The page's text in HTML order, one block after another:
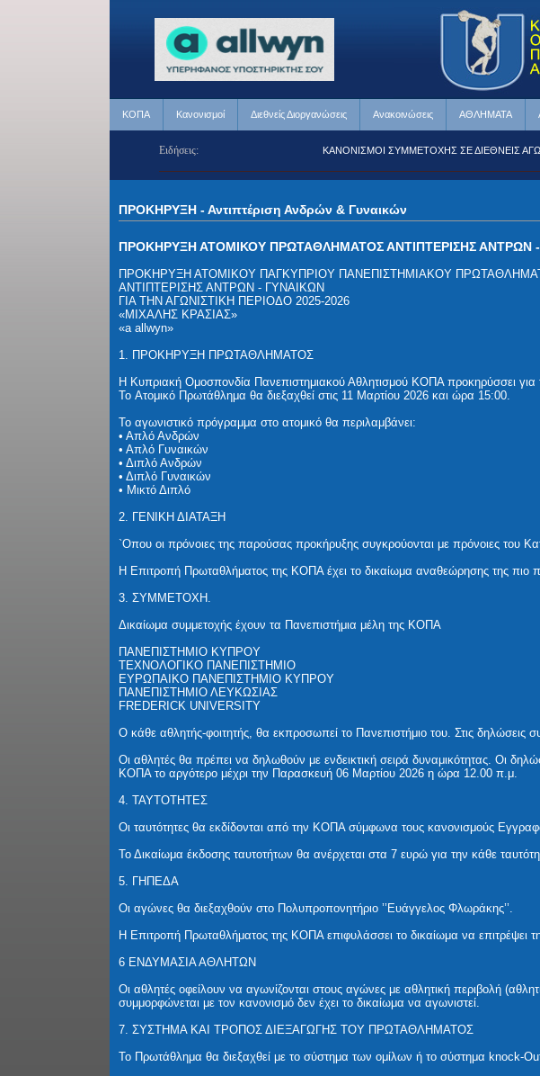
ΚΟΠΑ Κανονισμοί Διεθνείς Διοργανώσεις Ανακοινώσεις ΑΘΛΗΜΑΤΑ
Ειδήσεις:
ΣΥΜΜΕΤΟΧΗΣ ΣΕ ΔΙΕΘΝΕΙΣ ΑΓΩΝΕΣ ΚΑΝΟΝΙΣΜΟΙ ΣΥΜΜΕΤΟΧΗΣ ΣΕ ΔΙΕΘΝΕΙΣ ΑΓΩΝΕΣ
ΠΡΟΚΗΡΥΞΗ -Αντιπτέριση Ανδρών & Γυναικών
ΠΡΟΚΗΡΥΞΗ ΑΤΟΜΙΚΟΥ ΠΡΩΤΑΘΛΗΜΑΤΟΣ ΑΝΤΙΠΤΕΡΙΣΗΣ ΑΝΤΡΩΝ -
ΠΡΟΚΗΡΥΞΗ ΑΤΟΜΙΚΟΥ ΠΑΓΚΥΠΡΙΟΥ ΠΑΝΕΠΙΣΤΗΜΙΑΚΟΥ
ΑΝΤΙΠΤΕΡΙΣΗΣ ΑΝΤΡΩΝ - ΓΥΝΑΙΚΩΝ
ΓΙΑ ΤΗΝ ΑΓΩΝΙΣΤΙΚΗ ΠΕΡΙΟΔΟ 2025-2026
«ΜΙΧΑΛΗΣ ΚΡΑΣΙΑΣ»
«a allwyn»
1. ΠΡΟΚΗΡΥΞΗ ΠΡΩΤΑΘΛΗΜΑΤΟΣ
Η Κυπριακή Ομοσπονδία Πανεπιστημιακού Αθλητισμού ΚΟΠΑ προκηρύσσει για
To Ατομικό Πρωτάθλημα θα διεξαχθεί στις 11 Μαρτίου 2026 και ώρα 15:00.
Το αγωνιστικό πρόγραμμα στο ατομικό θα περιλαμβάνει:
• Απλό Ανδρών
• Απλό Γυναικών
• Διπλό Ανδρών
• Διπλό Γυναικών
• Μικτό Διπλό
2. ΓΕΝΙΚΗ ΔΙΑΤΑΞΗ
`Oπου οι πρόνοιες της παρούσας προκήρυξης συγκρούονται με πρόνοιες του
Η Επιτροπή Πρωταθλήματος της ΚΟΠΑ έχει το δικαίωμα αναθεώρησης της πιο
3. ΣΥΜΜΕΤΟΧΗ.
Δικαίωμα συμμετοχής έχουν τα Πανεπιστήμια μέλη της ΚΟΠΑ
ΠΑΝΕΠΙΣΤΗΜΙΟ ΚΥΠΡΟΥ
ΤΕΧΝΟΛΟΓΙΚΟ ΠΑΝΕΠΙΣΤΗΜΙΟ
ΕΥΡΩΠΑΙΚΟ ΠΑΝΕΠΙΣΤΗΜΙΟ ΚΥΠΡΟΥ
ΠΑΝΕΠΙΣΤΗΜΙΟ ΛΕΥΚΩΣΙΑΣ
FREDERICK UNIVERSITY
Ο κάθε αθλητής-φοιτητής, θα εκπροσωπεί το Πανεπιστήμιο του. Στις δηλώσεις
Οι αθλητές θα πρέπει να δηλωθούν με ενδεικτική σειρά δυναμικότητας. Οι
ΚΟΠΑ το αργότερο μέχρι την Παρασκευή 06 Μαρτίου 2026 η ώρα 12.00 π.μ.
4. ΤΑΥΤΟΤΗΤΕΣ
Οι ταυτότητες θα εκδίδονται από την ΚΟΠΑ σύμφωνα τους κανονισμούς
Το Δικαίωμα έκδοσης ταυτοτήτων θα ανέρχεται στα 7 ευρώ για την κάθε
5. ΓΗΠΕΔΑ
Οι αγώνες θα διεξαχθούν στο Πολυπροπονητήριο ’’Ευάγγελος Φλωράκης’’.
Η Επιτροπή Πρωταθλήματος της ΚΟΠΑ επιφυλάσσει το δικαίωμα να επιτρέψει
6 ΕΝΔΥΜΑΣΙΑ ΑΘΛΗΤΩΝ
Οι αθλητές οφείλουν να αγωνίζονται στους αγώνες με αθλητική περιβολή
συμμορφώνεται με τον κανονισμό δεν έχει το δικαίωμα να αγωνιστεί.
7. ΣΥΣΤΗΜΑ ΚΑΙ ΤΡΟΠΟΣ ΔΙΕΞΑΓΩΓΗΣ ΤΟΥ ΠΡΩΤΑΘΛΗΜΑΤΟΣ
Το Πρωτάθλημα θα διεξαχθεί με το σύστημα των ομίλων ή το σύστημα knock-